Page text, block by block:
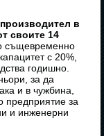
в
своите 14
същевременно
с 20%,
годишно.
за да
и в чужбина,
предприятие за
и инженерни